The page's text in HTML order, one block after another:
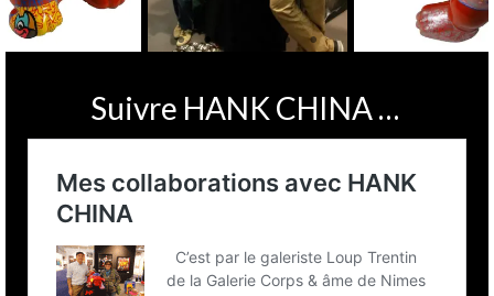
Suivre HANK CHINA …